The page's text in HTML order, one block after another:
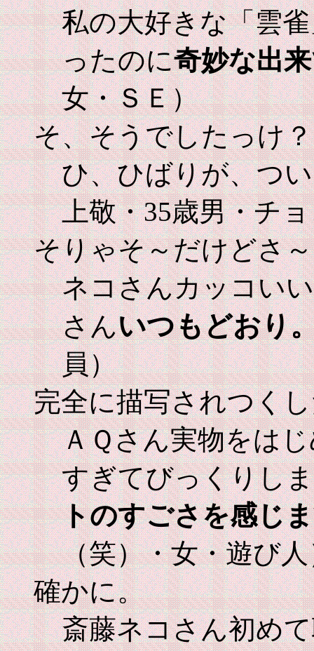
私の大好きな「雲
ったのに奇妙な出
女・ＳＥ）
そ、そうでしたっけ？
ひ、ひばりが、つ
上敬・35歳男・チ
そりゃそ～だけどさ～
ネコさんカッコい
さんいつもどおり
員）
完全に描写されつく
ＡＱさん実物をは
すぎてびっくりし
トのすごさを感じ
（笑）・女・遊び
確かに。
斎藤ネコさん初め